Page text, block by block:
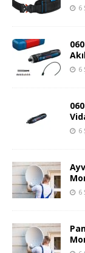
6
6
6
6